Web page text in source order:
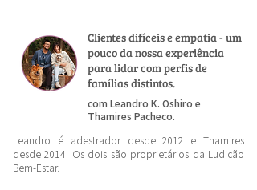
Clientes difíceis e empatia - um
pouco da nossa experiência
para lidar com perfis de
famílias distintos.
com Leandro K. Oshiro e
Thamires Pacheco.
Leandro é adestrador desde 2012 e Thamires
desde 2014. Os dois são proprietários da Ludicão
Bem-Estar.